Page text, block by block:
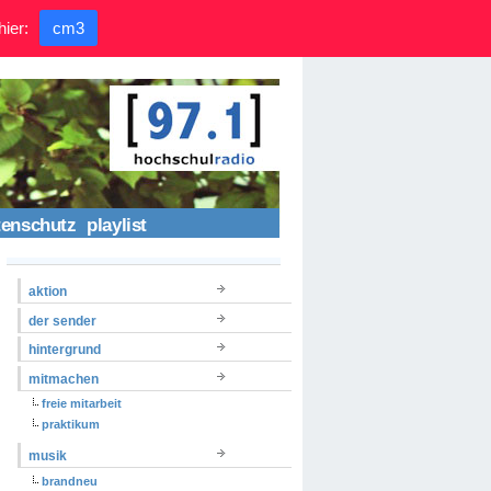
playlist
aktion
der sender
hintergrund
mitmachen
freie mitarbeit
praktikum
musik
brandneu
cm3